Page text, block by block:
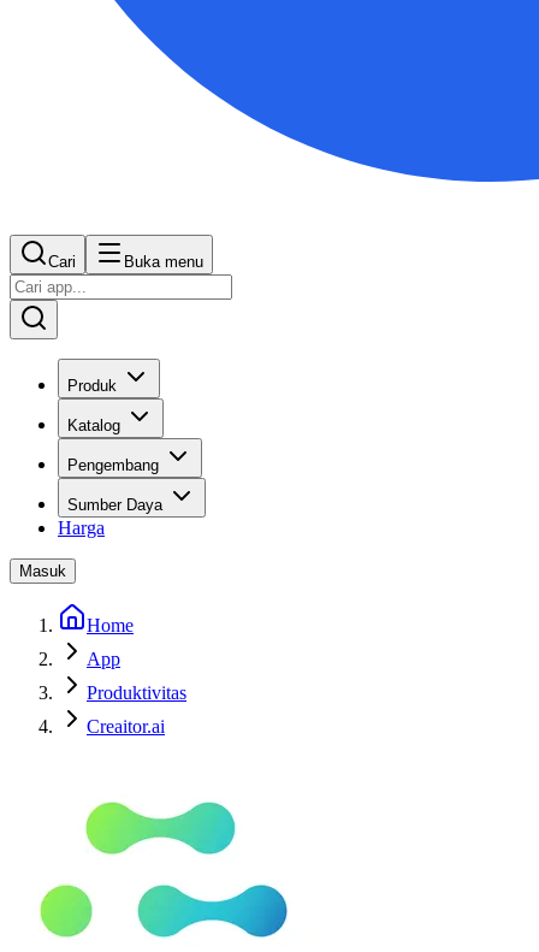
Cari Buka menu
Produk
Katalog
Pengembang
Sumber Daya
Harga
Masuk
Home
App
Produktivitas
Creaitor.ai